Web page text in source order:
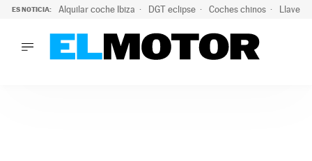
ES NOTICIA: Alquilar coche Ibiza DGT eclipse Coches chinos Llaves